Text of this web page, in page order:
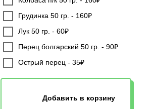
Грудинка 50 гр. - 160₽
Лук 50 гр. - 60₽
Перец болгарский 50 гр. - 90₽
Острый перец - 35₽
Добавить в корзину